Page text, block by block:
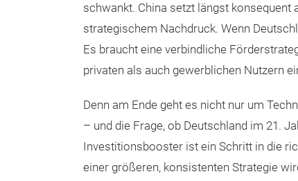
schwankt. China setzt längst
strategischem Nachdruck. Wenn
Es braucht eine verbindliche
privaten als auch gewerblichen Nutzern
Denn am Ende geht es nicht nur um
– und die Frage, ob Deutschland im 21.
Investitionsbooster ist ein Schritt in die
einer größeren, konsistenten Strategie